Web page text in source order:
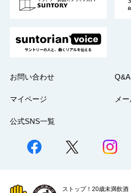
採用情報
お問い合わせ Q&A
マイページ メ
公式SNS一覧
ストップ！20歳未満飲酒